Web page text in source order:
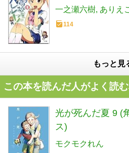
一之瀬六樹 ありえ
114
もっと見
この本を読んだ人がよく読
光が死んだ夏 9 (
ス)
モクモクれん